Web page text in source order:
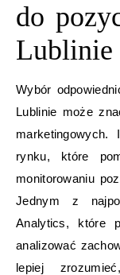
do
Lublinie
Wybór
Lublinie może
rynku, które
monitorowaniu
Jednym z
Analytics, które
analizować
lepiej